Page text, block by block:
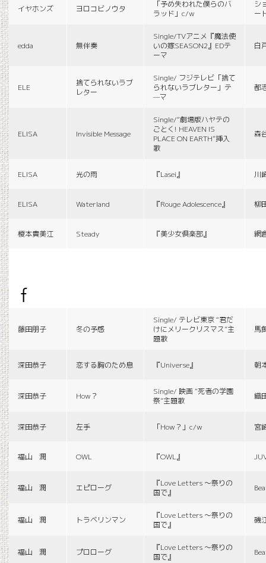
イヤホンズ ヨロコビノウタ
「予め失われた僕らのバ
ラッド」c/w
シ
ー
edda 無伴奏
Single/TVアニメ『魔法使
いの嫁SEASON2』EDテ
ーマ
白
ELE
捨てられないラブ
レター
Single/ フジテレビ「捨て
られないラブレター」テ
—マ
都
ELISA Invisible Message
Single/“劇場版ハヤテの
ごとく! HEAVEN IS
PLACE ON EARTH”挿入
歌
森
ELISA 光の雨 『Lasei』 川
ELISA Waterland 『Rouge Adolescence』 柳
榎本貴美江 Steady 『美少女倶楽部』 網
f
藤田朋子 冬の予感
Single/ テレビ東京 “君だ
けにメリークリスマス”主
題歌
馬
深田恭子 恋する胸のため息 『Universe』 朝
深田恭子 How？
Single/ 映画 “死者の学園
祭”主題歌
織
深田恭子 左手 「How？」c/w 宮
福山 潤 OWL 『OWL』
福山 潤 エピローグ
『Love Letters 〜祭りの
国で』
福山 潤 トラベリンマン
『Love Letters 〜祭りの
国で』
磯
福山 潤 プロローグ
『Love Letters 〜祭りの
国で』